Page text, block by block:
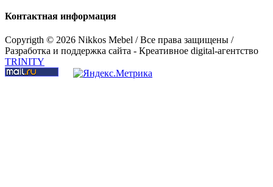
Контактная информация
Copyrigth © 2026 Nikkos Mebel / Все права защищены /
Разработка и поддержка сайта - Креативное digital-агентство
TRINITY